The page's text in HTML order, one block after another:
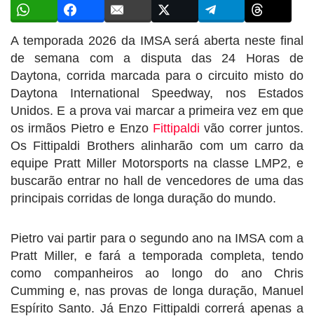
A temporada 2026 da IMSA será aberta neste final
de semana com a disputa das 24 Horas de
Daytona, corrida marcada para o circuito misto do
Daytona International Speedway, nos Estados
Unidos. E a prova vai marcar a primeira vez em que
os irmãos Pietro e Enzo Fittipaldi vão correr juntos.
Os Fittipaldi Brothers alinharão com um carro da
equipe Pratt Miller Motorsports na classe LMP2, e
buscarão entrar no hall de vencedores de uma das
principais corridas de longa duração do mundo.
Pietro vai partir para o segundo ano na IMSA com a
Pratt Miller, e fará a temporada completa, tendo
como companheiros ao longo do ano Chris
Cumming e, nas provas de longa duração, Manuel
Espírito Santo. Já Enzo Fittipaldi correrá apenas a